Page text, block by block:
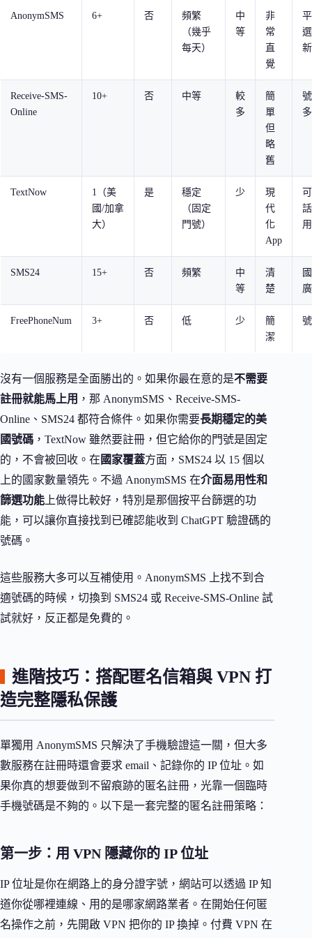
AnonymSMS 6+ 否
頻繁
（幾乎
每天）
中
等
非
常
直
覺
新
Receive-SMS-
Online
10+ 否 中等
較
多
簡
單
但
略
舊
多
TextNow
1（美
國/加拿
大）
是
穩定
（固定
門號）
少
現
代
化
App
用
SMS24 15+ 否 頻繁
中
等
清
楚
廣
FreePhoneNum 3+ 否 低 少
簡
潔
沒有一個服務是全面勝出的。如果你最在意的是不需要
註冊就能馬上用 ，那 AnonymSMS、Receive-SMS-
Online、SMS24 都符合條件。如果你需要長期穩定的美
國號碼 ，TextNow 雖然要註冊，但它給你的門號是固定
的，不會被回收。在 國家覆蓋方面，SMS24 以 15 個以
上的國家數量領先。不過 AnonymSMS 在介面易用性和
篩選功能 上做得比較好，特別是那個按平台篩選的功
能，可以讓你直接找到已確認能收到 ChatGPT 驗證碼的
號碼。
這些服務大多可以互補使用。AnonymSMS 上找不到合
適號碼的時候，切換到 SMS24 或 Receive-SMS-Online 試
試就好，反正都是免費的。
進階技巧：搭配匿名信箱與 VPN 打
造完整隱私保護
單獨用 AnonymSMS 只解決了手機驗證這一關，但大多
數服務在註冊時還會要求 email、記錄你的 IP 位址。如
果你真的想要做到不留痕跡的匿名註冊，光靠一個臨時
手機號碼是不夠的。以下是一套完整的匿名註冊策略：
第一步：用 VPN 隱藏你的 IP 位址
IP 位址是你在網路上的身分證字號，網站可以透過 IP 知
道你從哪裡連線、用的是哪家網路業者。在開始任何匿
名操作之前，先開啟 VPN 把你的 IP 換掉。付費 VPN 在